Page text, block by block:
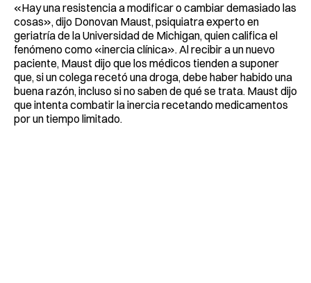
«Hay una resistencia a modificar o cambiar demasiado las
cosas», dijo Donovan Maust, psiquiatra experto en
geriatría de la Universidad de Michigan, quien califica el
fenómeno como «inercia clínica». Al recibir a un nuevo
paciente, Maust dijo que los médicos tienden a suponer
que, si un colega recetó una droga, debe haber habido una
buena razón, incluso si no saben de qué se trata. Maust dijo
que intenta combatir la inercia recetando medicamentos
por un tiempo limitado.